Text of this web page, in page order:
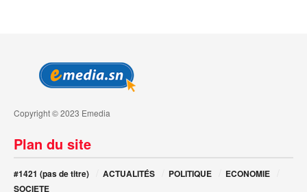
Copyright © 2023 Emedia
Plan du site
#1421 (pas de titre) ACTUALITÉS POLITIQUE
ECONOMIE
SOCIETE